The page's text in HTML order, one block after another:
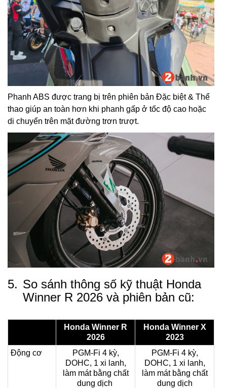
Phanh ABS được trang bị trên phiên bản Đặc biệt & Thể
thao giúp an toàn hơn khi phanh gấp ở tốc độ cao hoặc
di chuyển trên mặt đường trơn trượt.
5. So sánh thông số kỹ thuật Honda
Winner R 2026 và phiên bản cũ:
Honda Winner R
2026
Honda Winner X
2023
Động cơ
PGM-Fi 4 kỳ,
DOHC, 1 xi lanh,
làm mát bằng chất
dung dịch
PGM-Fi 4 kỳ,
DOHC, 1 xi lanh,
làm mát bằng chất
dung dịch